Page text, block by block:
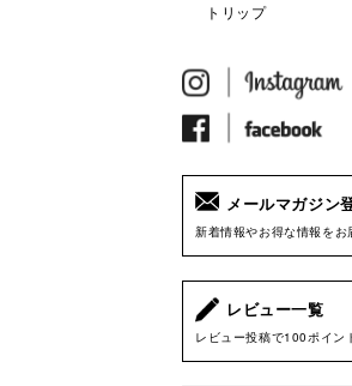
トリップ
メールマガジン
新着情報やお得な情報をお
レビュー一覧
レビュー投稿で100ポイン